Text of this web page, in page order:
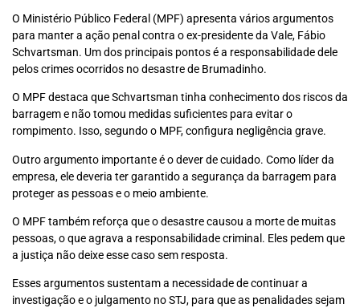
O Ministério Público Federal (MPF) apresenta vários argumentos
para manter a ação penal contra o ex-presidente da Vale, Fábio
Schvartsman. Um dos principais pontos é a responsabilidade dele
pelos crimes ocorridos no desastre de Brumadinho.
O MPF destaca que Schvartsman tinha conhecimento dos riscos da
barragem e não tomou medidas suficientes para evitar o
rompimento. Isso, segundo o MPF, configura negligência grave.
Outro argumento importante é o dever de cuidado. Como líder da
empresa, ele deveria ter garantido a segurança da barragem para
proteger as pessoas e o meio ambiente.
O MPF também reforça que o desastre causou a morte de muitas
pessoas, o que agrava a responsabilidade criminal. Eles pedem que
a justiça não deixe esse caso sem resposta.
Esses argumentos sustentam a necessidade de continuar a
investigação e o julgamento no STJ, para que as penalidades sejam